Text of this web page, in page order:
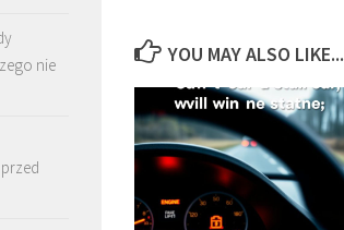
YOU MAY ALSO LIKE...
nie